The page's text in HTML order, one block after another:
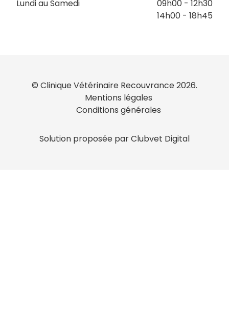
Lundi au Samedi
09h00 - 12h30
14h00 - 18h45
© Clinique Vétérinaire Recouvrance 2026.
Mentions légales
Conditions générales
Solution proposée par Clubvet Digital